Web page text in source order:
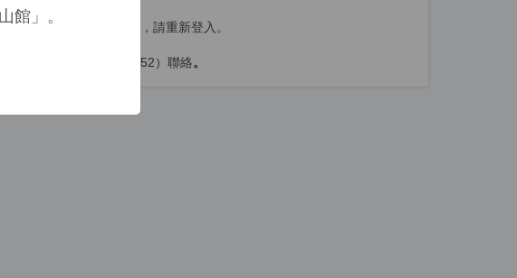
鐘未有動作將自動離線 ，請重新登入。
請與圖書館管理員（2052）聯絡。
館」。